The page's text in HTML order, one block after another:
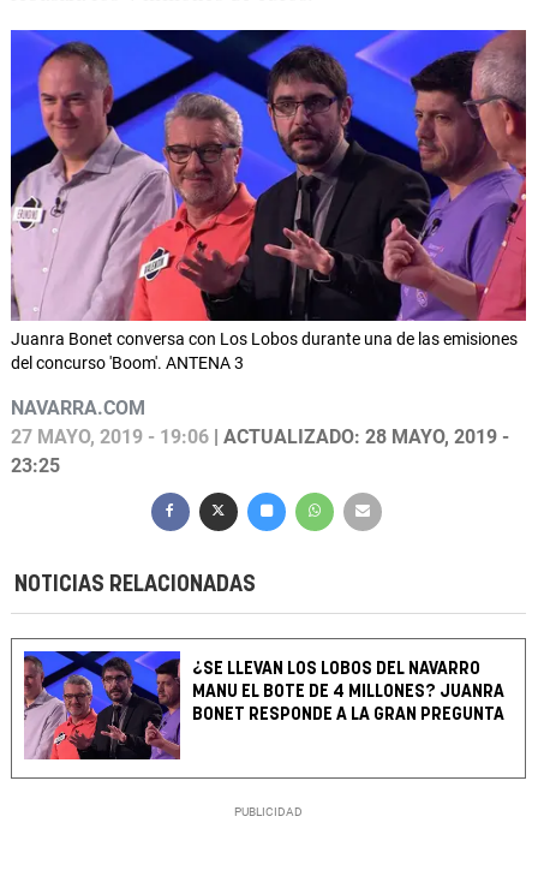
Juanra Bonet conversa con Los Lobos durante una de las emisiones
del concurso 'Boom'. ANTENA 3
NAVARRA.COM
27 MAYO, 2019 - 19:06 | ACTUALIZADO: 28 MAYO, 2019 -
23:25
NOTICIAS RELACIONADAS
¿SE LLEVAN LOS LOBOS DEL NAVARRO
MANU EL BOTE DE 4 MILLONES? JUANRA
BONET RESPONDE A LA GRAN PREGUNTA